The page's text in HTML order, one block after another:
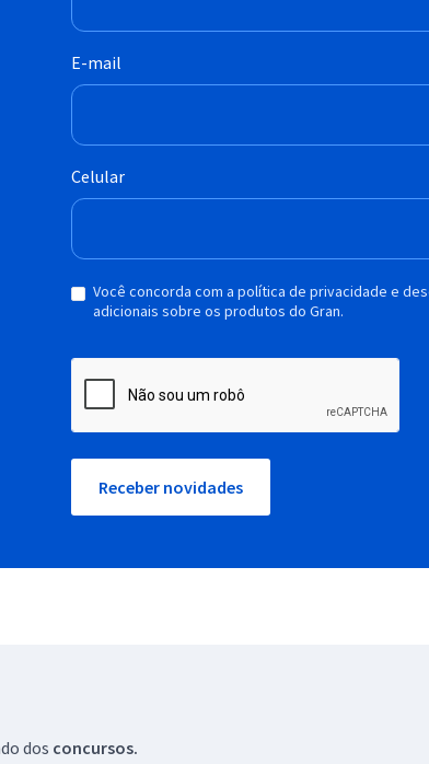
E-mail
Celular
Você concorda com a política de privacidade e
adicionais sobre os produtos do Gran.
Receber novidades
dos concursos.